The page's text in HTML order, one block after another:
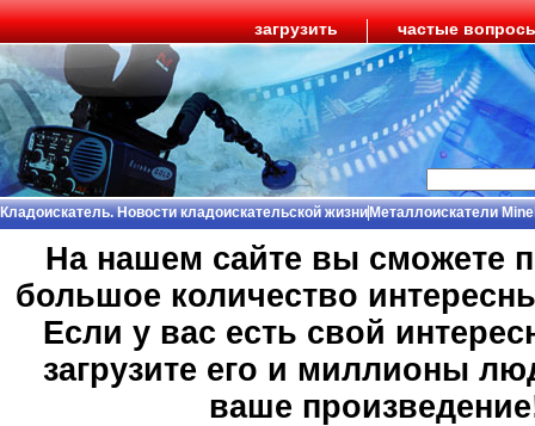
загрузить частые
Кладоискатель. Новости кладоискательской жизниМеталлоискатели
На нашем сайте вы сможете
большое количество
Если у вас есть свой
загрузите его и миллионы
ваше